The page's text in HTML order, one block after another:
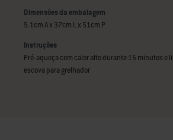
Dimensões da embalagem
5.1cm A x 37cm L x 51cm P
Instruções
Pré-aqueça com calor alto durante 15 minutos e
escova para grelhador